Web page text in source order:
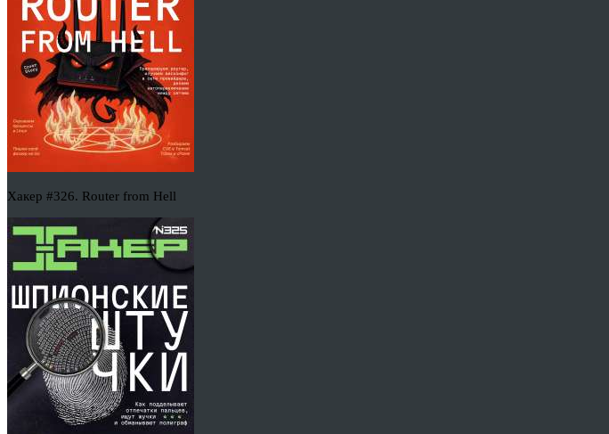
Хакер #326. Router from Hell